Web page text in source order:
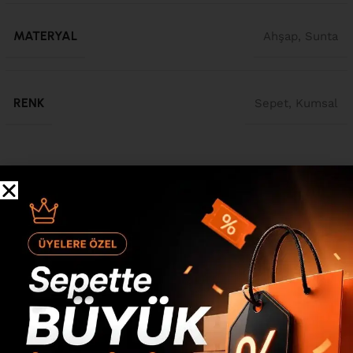
MATERYAL Ahşap Sunta
RENK Sepet Kumsal
Ürün Açıklaması
Sedra Tv Ünitesi Sehpası 2 Kapaklı 2 Çekmeceli Ahşap
Ayaklı 180cm Kumsal-Sepet SD2-CS Sedra Tv Ünitesi
Sehpası 2 Kapaklı 2 Çekmeceli Ahşap Ayaklı 180cm
Kumsal-Sepet SD2-CS Ölçü : Genişlik :1800 mm Derinlik:
418 mm Yükseklik: 485 mm Kullanılan Malzemeler : 1.sınıf
E1 kalite standartlarında çevre ve çocuk sağlığına uygun
melamin kaplı 18mm yonga levha kulanılmıştır. E1 kalite
standartlarında çevre ve çocuk sağlığına uygun melamin